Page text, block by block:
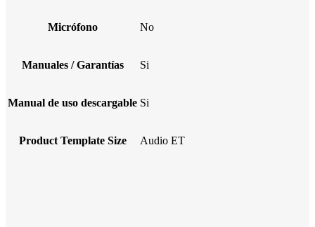
Micrófono No
Manuales / Garantías Si
Manual de uso descargable Si
Product Template Size Audio ET